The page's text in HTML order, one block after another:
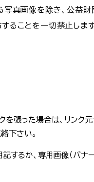
写真画像を除き、公益
ることを一切禁止します
張った場合は、リンク元
下さい。
するか、専用画像（バナ